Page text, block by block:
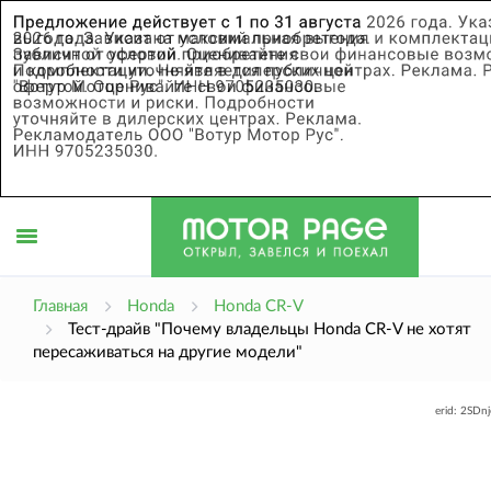
Главная Honda
Honda CR-V
Тест-драйв "Почему владельцы Honda CR-V не хотят
пересаживаться на другие модели"
erid: